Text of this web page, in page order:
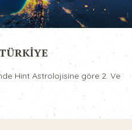
Hint Astrolojisine göre 2. Ve